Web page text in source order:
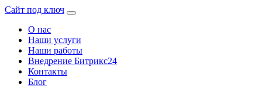
Сайт под ключ
О нас
Наши услуги
Наши работы
Внедрение Битрикс24
Контакты
Блог